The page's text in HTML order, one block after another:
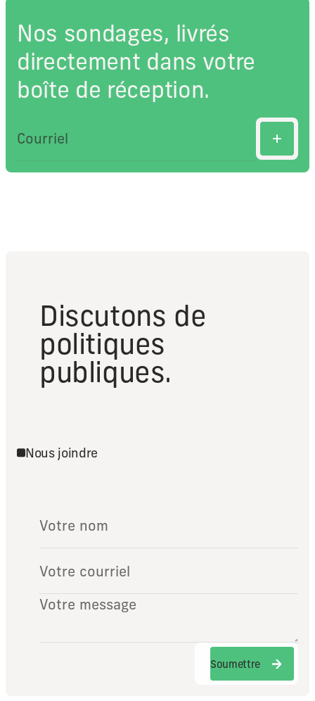
Nos sondages, livrés
directement dans votre
boîte de réception.
Discutons de
politiques
publiques.
Nous joindre
Soumettre
Soumettre